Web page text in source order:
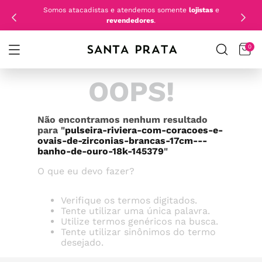
Somos atacadistas e atendemos somente lojistase
revendedores.
0
OOPS!
Não encontramos nenhum resultado
para "pulseira-riviera-com-coracoes-e-
ovais-de-zirconias-brancas-17cm---
banho-de-ouro-18k-145379"
O que eu devo fazer?
Verifique os termos digitados.
Tente utilizar uma única palavra.
Utilize termos genéricos na busca.
Tente utilizar sinônimos do termo
desejado.